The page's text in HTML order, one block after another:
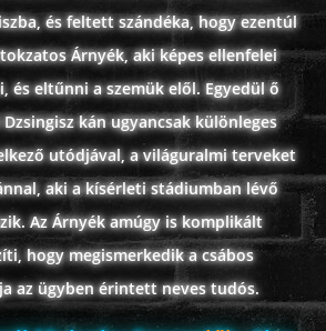
© 2017-2026 Az oldal nem tárol
Minden adat külső forrásból származik |
és feltett szándéka, hogy ezentúl
Árnyék, aki képes ellenfelei
és eltűnni a szemük elől. Egyedül ő
kán ugyancsak különleges
utódjával, a világuralmi terveket
aki a kísérleti stádiumban lévő
Az Árnyék amúgy is komplikált
hogy megismerkedik a csábos
az ügyben érintett neves tudós.